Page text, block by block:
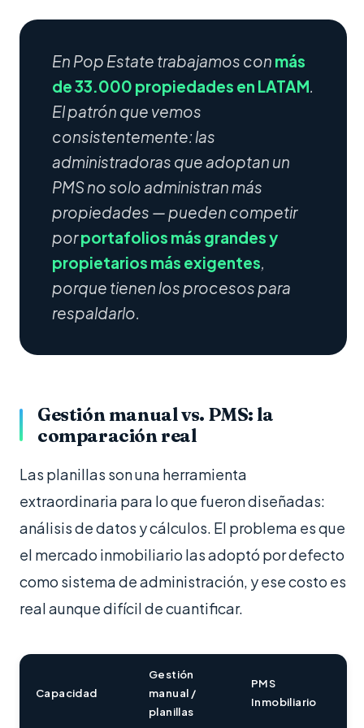
En Pop Estate trabajamos con más
de 33.000 propiedades en LATAM.
El patrón que vemos
consistentemente: las
administradoras que adoptan un
PMS no solo administran más
propiedades — pueden competir
porportafolios más grandes y
propietarios más exigentes,
porque tienen los procesos para
respaldarlo.
Gestión manual vs. PMS: la
comparación real
Las planillas son una herramienta
extraordinaria para lo que fueron diseñadas:
análisis de datos y cálculos. El problema es que
el mercado inmobiliario las adoptó por defecto
como sistema de administración, y ese costo es
real aunque difícil de cuantificar.
Capacidad
Gestión
manual /
planillas
PMS
Inmobiliario